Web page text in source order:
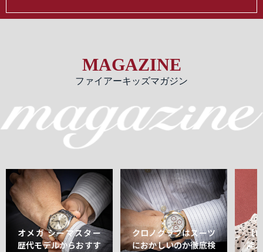
MAGAZINE
ファイアーキッズマガジン
オメガ シーマスター
歴代モデルからおすす
クロノグラフはスーツ
におかしいのか徹底検
【
能